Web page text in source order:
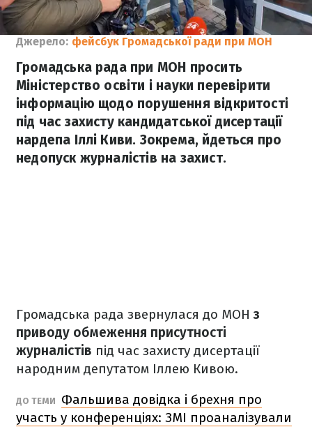
Джерело: фейсбук Громадської ради при МОН
Громадська рада при МОН просить
Міністерство освіти і науки перевірити
інформацію щодо порушення відкритості
під час захисту кандидатської дисертації
нардепа Іллі Киви. Зокрема, йдеться про
недопуск журналістів на захист.
Громадська рада звернулася до МОНз
приводу обмеження присутності
журналістів під час захисту дисертації
народним депутатом Іллею Кивою.
ДО ТЕМИ
Фальшива довідка і брехня про
участь у конференціях: ЗМІ проаналізували